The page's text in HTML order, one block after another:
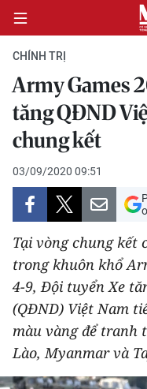
CHÍNH TRỊ
KINH TẾ
VĂN HÓA
XÃ HỘI
PHÁP LUẬT
DU LỊCH
THẾ GIỚI
THỂ THAO
CHÍNH TRỊ
Army Games
tăng QĐND
chung kết
03/09/2020 09:51
Tại vòng chung kết
trong khuôn khổ
4-9, Đội tuyển Xe
(QĐND) Việt Nam
màu vàng để tranh
Lào, Myanmar và